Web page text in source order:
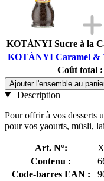
KOTÁNYI Sucre à la
KOTÁNYI Caramel &
Coût total :
Ajouter l'ensemble au
Description
Pour offrir à vos desserts
pour vos yaourts, müsli,
Art. N°:
Contenu :
Code-barres EAN :